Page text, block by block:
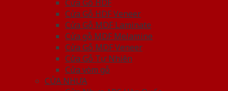
Cửa Gỗ HDF
Cửa Gỗ HDF Veneer
Cửa Gỗ MDF Laminate
Cửa gỗ MDF Melamine
Cửa Gỗ MDF Veneer
Cửa Gỗ Tự Nhiên
Cửa vòm gỗ
CỬA NHỰA